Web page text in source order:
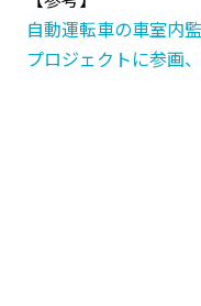
自動運転車の車室内
プロジェクトに参画